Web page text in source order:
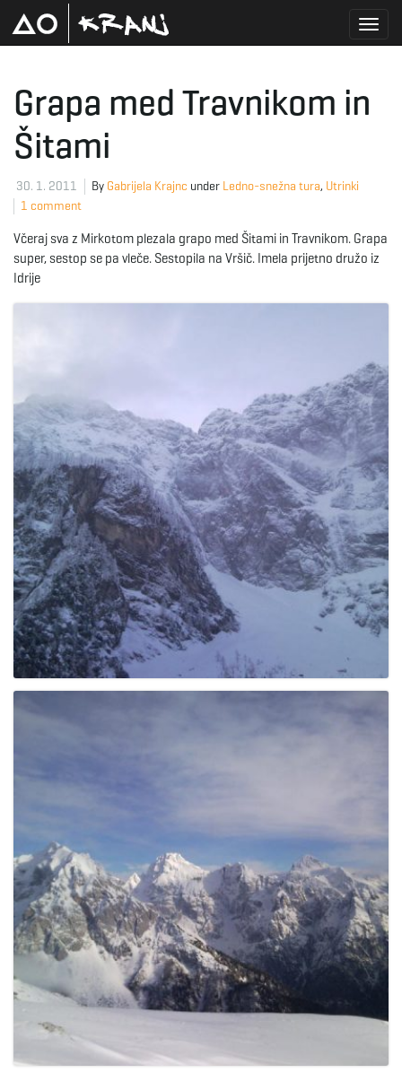
l
e
n
a
a
t
Grapa med Travnikom in
Šitami
30. 1. 2011 By Gabrijela Krajnc under Ledno-snežna tura, Utrinki
1 comment
Včeraj sva z Mirkotom plezala grapo med Šitami in Travnikom. Grapa
super, sestop se pa vleče. Sestopila na Vršič. Imela prijetno družo iz
Idrije